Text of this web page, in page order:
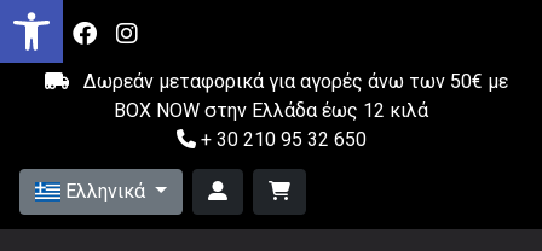
Δωρεάν μεταφορικά για αγορές άνω των 50€ με
BOX NOW στην Ελλάδα έως 12 κιλά
+ 30 210 95 32 650
Ελληνικά